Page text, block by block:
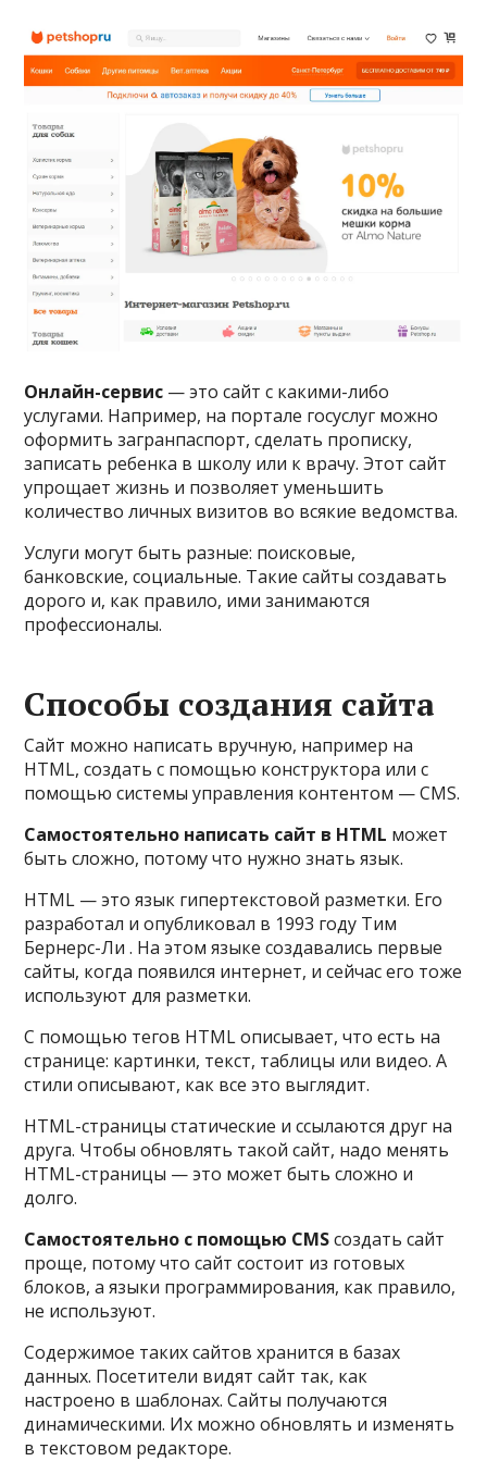
Онлайн-сервис — это сайт с какими-либо
услугами. Например, на портале госуслуг можно
оформить загранпаспорт, сделать прописку,
записать ребенка в школу или к врачу. Этот сайт
упрощает жизнь и позволяет уменьшить
количество личных визитов во всякие ведомства.
Услуги могут быть разные: поисковые,
банковские, социальные. Такие сайты создавать
дорого и, как правило, ими занимаются
профессионалы.
Способы создания сайта
Сайт можно написать вручную, например на
HTML, создать с помощью конструктора или с
помощью системы управления контентом — CMS.
Самостоятельно написать сайт в HTML может
быть сложно, потому что нужно знать язык.
HTML — это язык гипертекстовой разметки. Его
разработал и опубликовал в 1993 году Тим
Бернерс-Ли . На этом языке создавались первые
сайты, когда появился интернет, и сейчас его тоже
используют для разметки.
С помощью тегов HTML описывает, что есть на
странице: картинки, текст, таблицы или видео. А
стили описывают, как все это выглядит.
HTML-страницы статические и ссылаются друг на
друга. Чтобы обновлять такой сайт, надо менять
HTML-страницы — это может быть сложно и
долго.
Самостоятельно с помощью CMSсоздать сайт
проще, потому что сайт состоит из готовых
блоков, а языки программирования, как правило,
не используют.
Содержимое таких сайтов хранится в базах
данных. Посетители видят сайт так, как
настроено в шаблонах. Сайты получаются
динамическими. Их можно обновлять и изменять
в текстовом редакторе.